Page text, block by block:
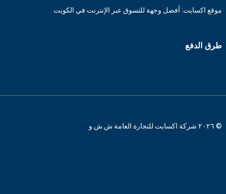
موقع اكسايت: أفضل وجهة للتسوق عبر الإنترنت في الكويت
طرق الدفع
© ٢٠٢٦ شركة اكسايت للتجارة العامة ش.ش.و